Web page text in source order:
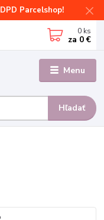
Parcelshop!
Menu
Hľadať
0 ks
za 0 €